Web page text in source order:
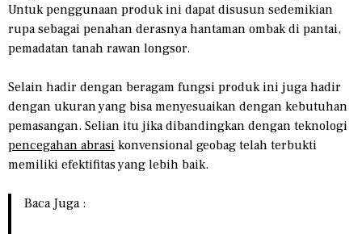
Untuk penggunaan produk ini dapat disusun sedemikian
rupa sebagai penahan derasnya hantaman ombak di pantai,
pemadatan tanah rawan longsor.
Selain hadir dengan beragam fungsi produk ini juga hadir
dengan ukuran yang bisa menyesuaikan dengan kebutuhan
pemasangan. Selian itu jika dibandingkan dengan teknologi
pencegahan abrasi konvensional geobag telah terbukti
memiliki efektifitas yang lebih baik.
Baca Juga :